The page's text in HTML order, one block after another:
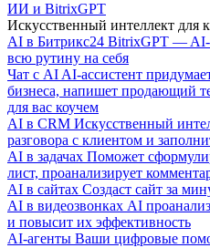
ИИ и BitrixGPT
Искусственный интеллект для
AI в Битрикс24 BitrixGPT — AI-
всю рутину на себя
Чат с AI AI-ассистент
бизнеса, напишет продающий
для вас коучем
AI в CRM Искусственный
разговора с клиентом и
AI в задачах Поможет
лист, проанализирует
AI в сайтах Создаст сайт за
AI в видеозвонках AI
и повысит их эффективность
AI-агенты Ваши цифровые